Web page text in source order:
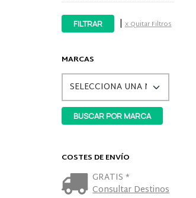
|x Quitar Filtros
MARCAS
COSTES DE ENVÍO
GRATIS *
Consultar Destinos